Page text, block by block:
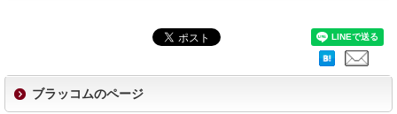
ブラッコムのページ